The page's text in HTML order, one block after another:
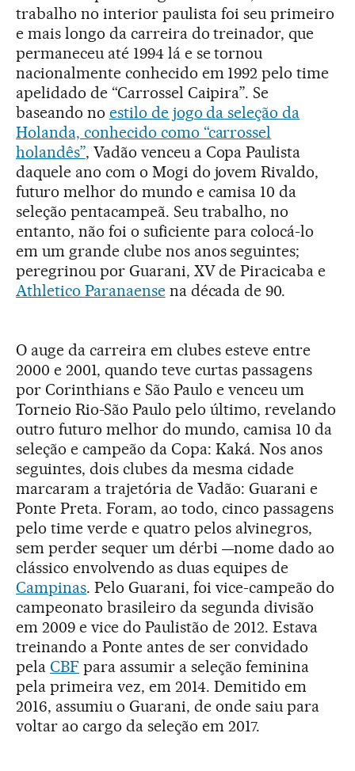
trabalho no interior paulista foi seu primeiro
e mais longo da carreira do treinador, que
permaneceu até 1994 lá e se tornou
nacionalmente conhecido em 1992 pelo time
apelidado de “Carrossel Caipira”. Se
baseando no estilo de jogo da seleção da
Holanda, conhecido como “carrossel
holandês”, Vadão venceu a Copa Paulista
daquele ano com o Mogi do jovem Rivaldo,
futuro melhor do mundo e camisa 10 da
seleção pentacampeã. Seu trabalho, no
entanto, não foi o suficiente para colocá-lo
em um grande clube nos anos seguintes;
peregrinou por Guarani, XV de Piracicaba e
Athletico Paranaensena década de 90.
O auge da carreira em clubes esteve entre
2000 e 2001, quando teve curtas passagens
por Corinthians e São Paulo e venceu um
Torneio Rio-São Paulo pelo último, revelando
outro futuro melhor do mundo, camisa 10 da
seleção e campeão da Copa: Kaká. Nos anos
seguintes, dois clubes da mesma cidade
marcaram a trajetória de Vadão: Guarani e
Ponte Preta. Foram, ao todo, cinco passagens
pelo time verde e quatro pelos alvinegros,
sem perder sequer um dérbi —nome dado ao
clássico envolvendo as duas equipes de
Campinas. Pelo Guarani, foi vice-campeão do
campeonato brasileiro da segunda divisão
em 2009 e vice do Paulistão de 2012. Estava
treinando a Ponte antes de ser convidado
pela CBF para assumir a seleção feminina
pela primeira vez, em 2014. Demitido em
2016, assumiu o Guarani, de onde saiu para
voltar ao cargo da seleção em 2017.